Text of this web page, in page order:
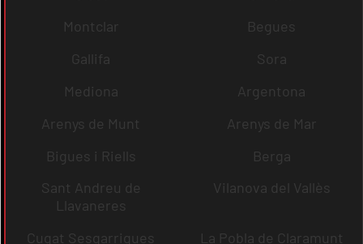
Montclar
Begues
Gallifa
Sora
Mediona
Argentona
Arenys de Munt
Arenys de Mar
Bigues i Riells
Berga
Sant Andreu de
Llavaneres
Vilanova del Vallès
Cugat Sesgarrigues
La Pobla de Claramunt